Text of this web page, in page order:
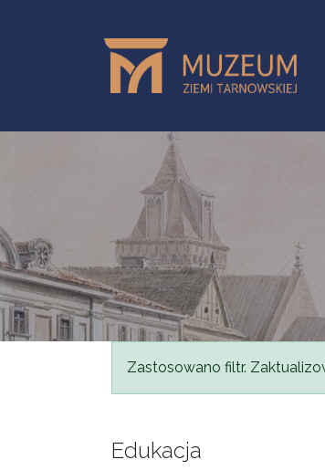
Komunikat
Zastosowano filtr.
Edukacja